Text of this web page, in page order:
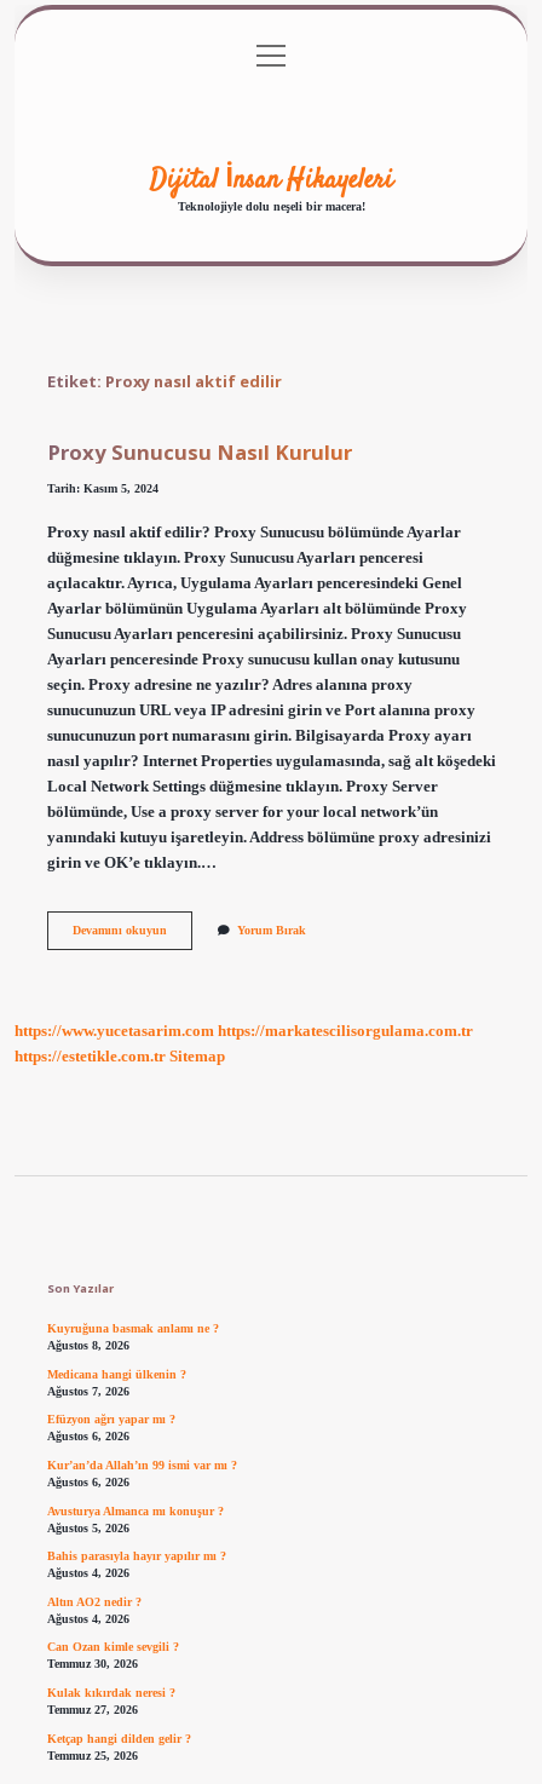
Gizlilik Politikası
menüyü
aç
Dijital İnsan Hikayeleri
Teknolojiyle dolu neşeli bir macera!
Etiket: Proxy nasıl aktif edilir
Proxy Sunucusu Nasıl Kurulur
Tarih: Kasım 5, 2024
Proxy nasıl aktif edilir? Proxy Sunucusu bölümünde Ayarlar
düğmesine tıklayın. Proxy Sunucusu Ayarları penceresi
açılacaktır. Ayrıca, Uygulama Ayarları penceresindeki Genel
Ayarlar bölümünün Uygulama Ayarları alt bölümünde Proxy
Sunucusu Ayarları penceresini açabilirsiniz. Proxy Sunucusu
Ayarları penceresinde Proxy sunucusu kullan onay kutusunu
seçin. Proxy adresine ne yazılır? Adres alanına proxy
sunucunuzun URL veya IP adresini girin ve Port alanına proxy
sunucunuzun port numarasını girin. Bilgisayarda Proxy ayarı
nasıl yapılır? Internet Properties uygulamasında, sağ alt köşedeki
Local Network Settings düğmesine tıklayın. Proxy Server
bölümünde, Use a proxy server for your local network’ün
yanındaki kutuyu işaretleyin. Address bölümüne proxy adresinizi
girin ve OK’e tıklayın.…
Devamını okuyunProxy
Yorum Bırak
https://www.yucetasarim.com https://markatescilisorgulama.com.tr
https://estetikle.com.tr Sitemap
Son Yazılar
Kuyruğuna basmak anlamı ne ?
Ağustos 8, 2026
Medicana hangi ülkenin ?
Ağustos 7, 2026
Efüzyon ağrı yapar mı ?
Ağustos 6, 2026
Kur’an’da Allah’ın 99 ismi var mı ?
Ağustos 6, 2026
Avusturya Almanca mı konuşur ?
Ağustos 5, 2026
Bahis parasıyla hayır yapılır mı ?
Ağustos 4, 2026
Altın AO2 nedir ?
Ağustos 4, 2026
Can Ozan kimle sevgili ?
Temmuz 30, 2026
Kulak kıkırdak neresi ?
Temmuz 27, 2026
Ketçap hangi dilden gelir ?
Temmuz 25, 2026